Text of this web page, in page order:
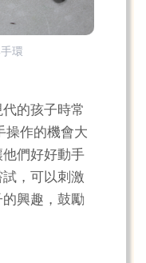
環
的孩子時常
操作的機會大
們好好動手
，可以刺激
興趣，鼓勵